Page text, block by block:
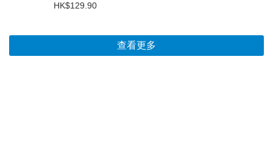
HK$129.90
查看更多